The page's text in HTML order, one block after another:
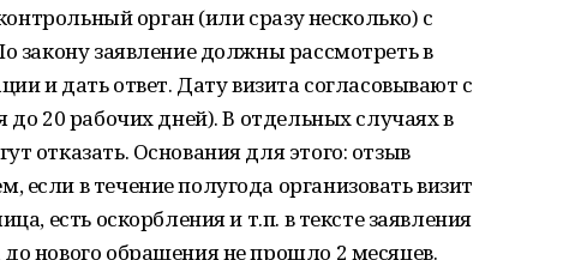
орган (или сразу несколько) с
закону заявление должны рассмотреть в
и дать ответ. Дату визита согласовывают с
20 рабочих дней). В отдельных случаях в
отказать. Основания для этого: отзыв
в течение полугода организовать визит
есть оскорбления и т.п. в тексте заявления
нового обращения не прошло 2 месяцев.